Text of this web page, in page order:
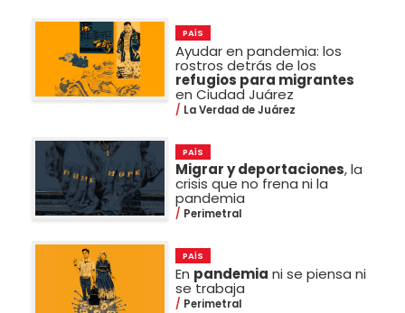
PAÍS
Ayudar en pandemia: los
rostros detrás de los
refugios para migrantes
en Ciudad Juárez
La Verdad de Juárez
PAÍS
Migrar y deportaciones, la
crisis que no frena ni la
pandemia
Perimetral
PAÍS
En pandemia ni se piensa ni
se trabaja
Perimetral